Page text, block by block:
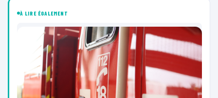
À LIRE ÉGALEMENT